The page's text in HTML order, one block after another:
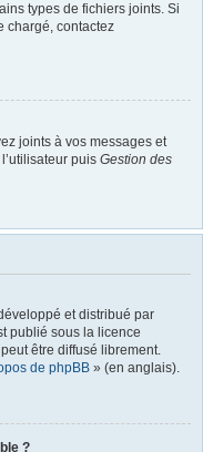
types de fichiers joints. Si
chargé, contactez
joints à vos messages et
puis Gestion des
et distribué par
publié sous la licence
être diffusé librement.
de phpBB » (en anglais).
?